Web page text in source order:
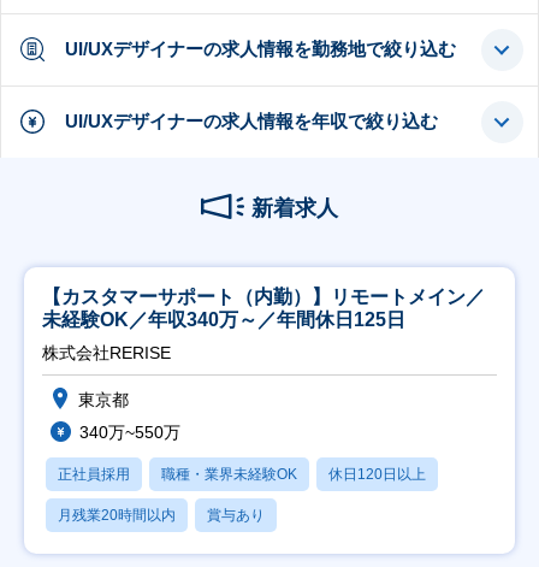
UI/UXデザイナーの求人情報を勤務地で絞り込む
UI/UXデザイナーの求人情報を年収で絞り込む
新着求人
【カスタマーサポート（内勤）】リモートメイン／
未経験OK／年収340万～／年間休日125日
株式会社RERISE
東京都
340万~550万
正社員採用 職種・業界未経験OK 休日120日以上
月残業20時間以内 賞与あり